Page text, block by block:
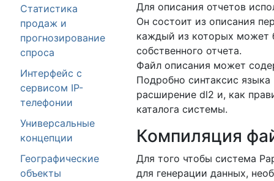
Статистика
продаж и
прогнозирование
спроса
Интерфейс с
сервисом IP-
телефонии
Универсальные
концепции
Географические
объекты
Для описания отчетов
Он состоит из описания
каждый из которых может
собственного отчета.
Файл описания может
Подробно синтаксис
расширение dl2 и, как
каталога системы.
Компиляция
Для того чтобы система
для генерации данных,